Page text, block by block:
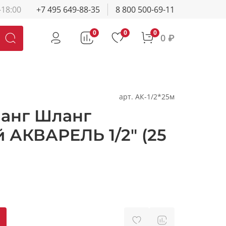
+7 495 649-88-35 8 800 500-69-11
0 0 0 0 ₽
арт. АК-1/2*25м
Шланг
АКВАРЕЛЬ 1/2" (25